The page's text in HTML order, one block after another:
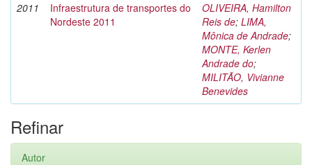
2011
Infraestrutura de transportes do
Nordeste 2011
OLIVEIRA, Hamilton
Reis de; LIMA,
Mônica de Andrade;
MONTE, Kerlen
Andrade do;
MILITÃO, Vivianne
Benevides
Refinar
Autor